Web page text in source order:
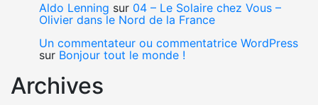
Aldo Lenning sur 04 – Le Solaire chez Vous –
Olivier dans le Nord de la France
Un commentateur ou commentatrice WordPress
sur Bonjour tout le monde !
Archives